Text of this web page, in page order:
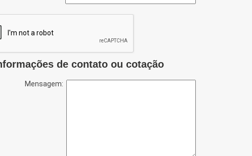
de contato ou cotação
Mensagem: